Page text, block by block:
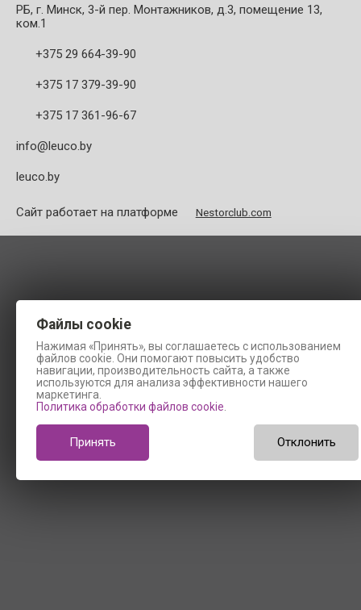
РБ, г. Минск, 3-й пер. Монтажников, д.3, помещение 13,
ком.1
+375 29 664-39-90
+375 17 379-39-90
+375 17 361-96-67
info@leuco.by
leuco.by
Сайт работает на платформе Nestorclub.com
Файлы cookie
Нажимая «Принять», вы соглашаетесь с использованием
файлов cookie. Они помогают повысить удобство
навигации, производительность сайта, а также
используются для анализа эффективности нашего
маркетинга.
Политика обработки файлов cookie
Принять Отклонить